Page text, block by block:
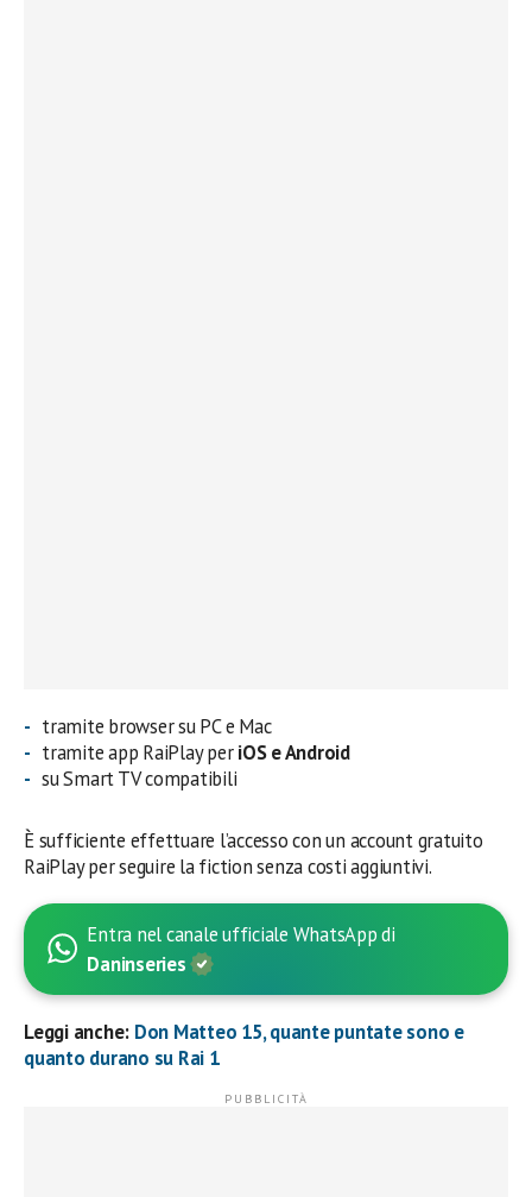
tramite browser su PC e Mac
tramite app RaiPlay periOS e Android
su Smart TV compatibili
È sufficiente effettuare l’accesso con un account gratuito
RaiPlay per seguire la fiction senza costi aggiuntivi.
Entra nel canale ufficiale WhatsApp di
Daninseries
Leggi anche: Don Matteo 15, quante puntate sono e
quanto durano su Rai 1